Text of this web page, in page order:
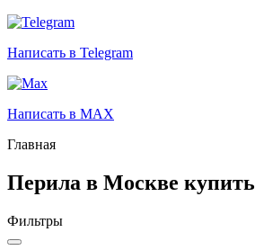
Написать в Telegram
Написать в MAX
Главная
Перила в Москве купить
Фильтры